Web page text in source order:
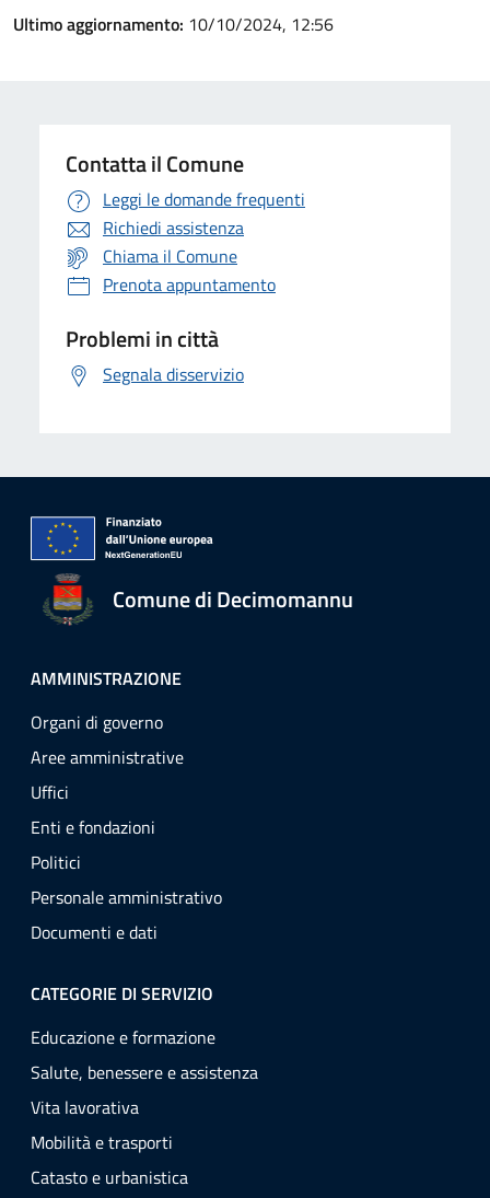
Ultimo aggiornamento: 10/10/2024, 12:56
Contatta il Comune
Leggi le domande frequenti
Richiedi assistenza
Chiama il Comune
Prenota appuntamento
Problemi in città
Segnala disservizio
Comune di Decimomannu
AMMINISTRAZIONE
Organi di governo
Aree amministrative
Uffici
Enti e fondazioni
Politici
Personale amministrativo
Documenti e dati
CATEGORIE DI SERVIZIO
Educazione e formazione
Salute, benessere e assistenza
Vita lavorativa
Mobilità e trasporti
Catasto e urbanistica